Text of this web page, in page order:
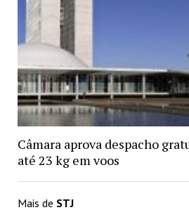
Câmara aprova despacho
até 23 kg em voos
Mais de STJ